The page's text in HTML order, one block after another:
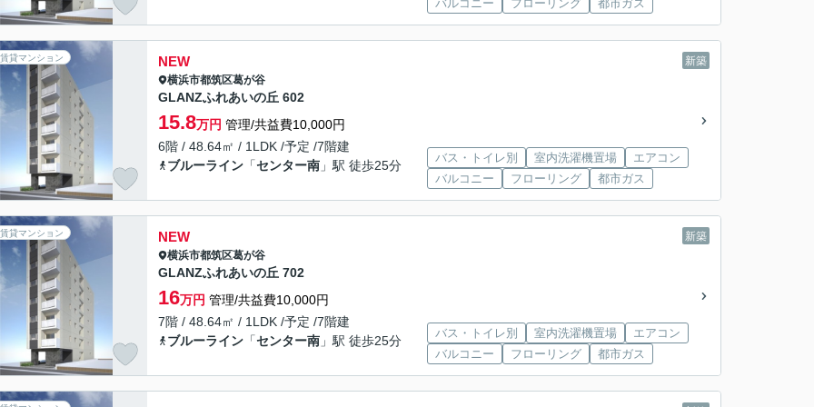
バルコニー フローリング 都市ガス
賃貸マンション 新築
NEW
横浜市都筑区葛が谷
GLANZふれあいの丘 602
15.8万円 管理/共益費10,000円
6階 / 48.64㎡ / 1LDK /予定 /7階建
ブルーライン 「センター南 」駅 徒歩25分
バス・トイレ別 室内洗濯機置場
エアコン
バルコニー
フローリング 都市ガス
賃貸マンション 新築
NEW
横浜市都筑区葛が谷
GLANZふれあいの丘 702
16万円 管理/共益費10,000円
7階 / 48.64㎡ / 1LDK /予定 /7階建
ブルーライン 「センター南 」駅 徒歩25分
バス・トイレ別 室内洗濯機置場
エアコン
バルコニー
フローリング 都市ガス